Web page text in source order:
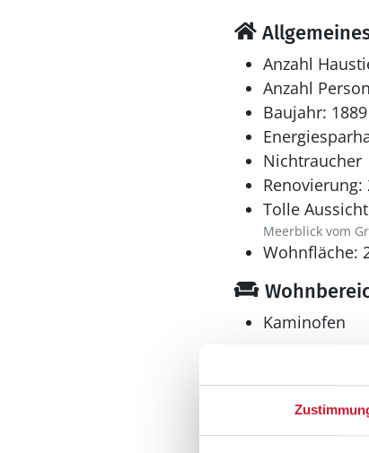
Anzahl
Anzahl
Baujahr: 1889
Nichtraucher
Renovierung:
Tolle Aussicht
Meerblick vom
Wohnfläche:
Kaminofen
Küche
Dunstabzug